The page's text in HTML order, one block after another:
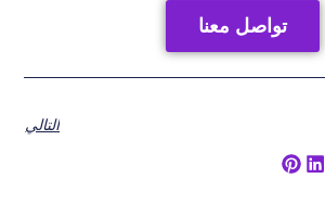
تواصل معنا
التالي